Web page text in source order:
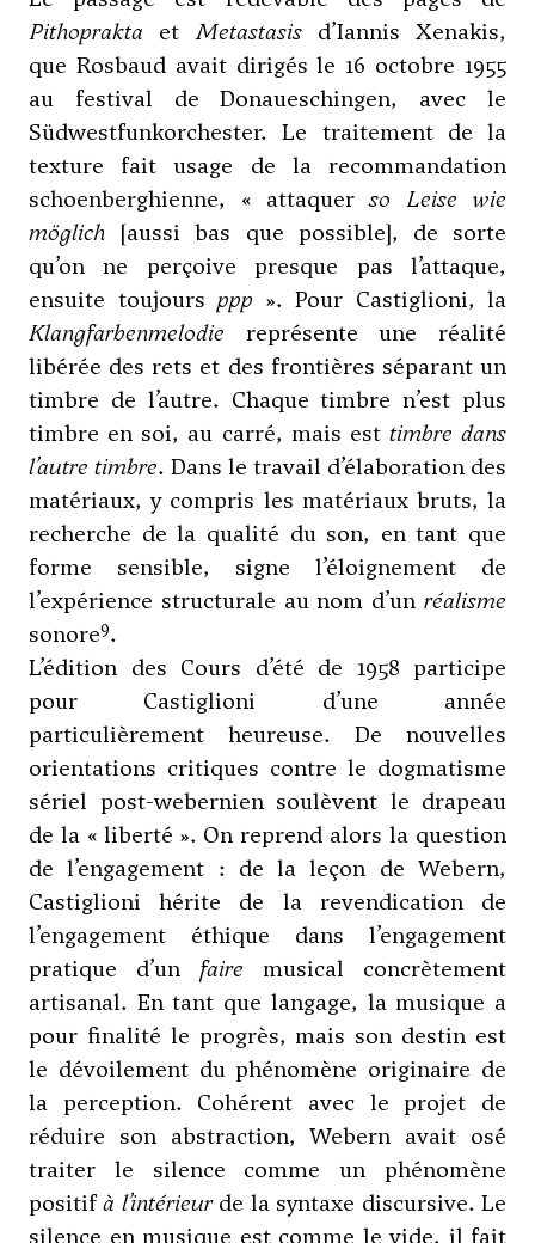
Pithoprakta etMetastasisd’Iannis Xenakis,
que Rosbaud avait dirigés le 16 octobre 1955
au festival de Donaueschingen, avec le
Südwestfunkorchester. Le traitement de la
texture fait usage de la recommandation
schoenberghienne, « attaquerso Leise wie
möglich [aussi bas que possible], de sorte
qu’on ne perçoive presque pas l’attaque,
ensuite toujours ppp ». Pour Castiglioni, la
Klangfarbenmelodie représente une réalité
libérée des rets et des frontières séparant un
timbre de l’autre. Chaque timbre n’est plus
timbre en soi, au carré, mais est timbre dans
l’autre timbre. Dans le travail d’élaboration des
matériaux, y compris les matériaux bruts, la
recherche de la qualité du son, en tant que
forme sensible, signe l’éloignement de
l’expérience structurale au nom d’un réalisme
sonore9.
L’édition des Cours d’été de 1958 participe
pour Castiglioni d’une année
particulièrement heureuse. De nouvelles
orientations critiques contre le dogmatisme
sériel post-webernien soulèvent le drapeau
de la « liberté ». On reprend alors la question
de l’engagement : de la leçon de Webern,
Castiglioni hérite de la revendication de
l’engagement éthique dans l’engagement
pratique d’un faire musical concrètement
artisanal. En tant que langage, la musique a
pour finalité le progrès, mais son destin est
le dévoilement du phénomène originaire de
la perception. Cohérent avec le projet de
réduire son abstraction, Webern avait osé
traiter le silence comme un phénomène
positifà l’intérieurde la syntaxe discursive. Le
silence en musique est comme le vide, il fait